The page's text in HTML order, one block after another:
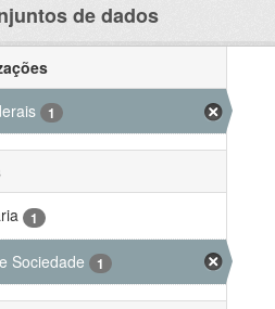
de dados
1
1
Sociedade 1